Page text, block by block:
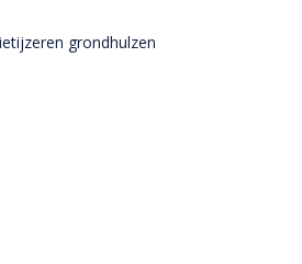
grondhulzen